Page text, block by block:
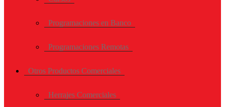
Programaciones en Banco
Programaciones Remotas
Otros Productos Comerciales
Herrajes Comerciales